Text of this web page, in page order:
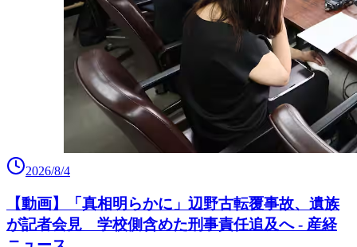
2026/8/4
【動画】「真相明らかに」辺野古転覆事故、遺族
が記者会見 学校側含めた刑事責任追及へ - 産経